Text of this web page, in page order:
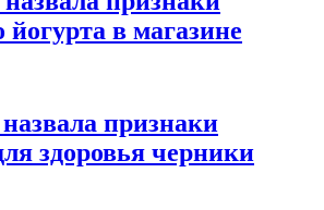
йогурта в магазине
признаки
здоровья черники